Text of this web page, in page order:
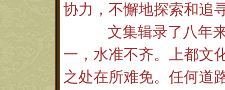
协力，不懈地探索和追
文集辑录了八年
一，水准不齐。上都文
之处在所难免。任何道